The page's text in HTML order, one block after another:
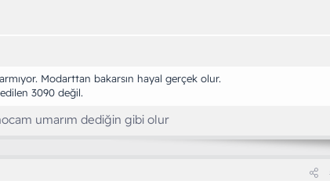
Modarttan bakarsın hayal gerçek olur.
3090 değil.
umarım dediğin gibi olur